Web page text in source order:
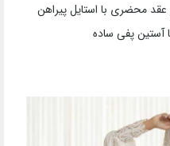
محضری با استایل پیراهن
آستین پفی ساده